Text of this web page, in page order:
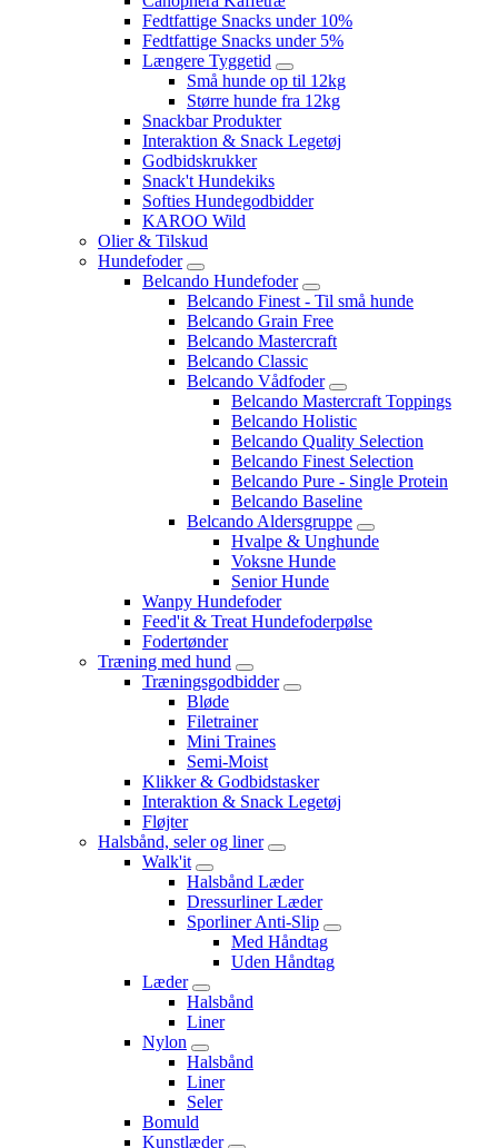
Fedtfattige Snacks under 10%
Fedtfattige Snacks under 5%
Længere Tyggetid
Små hunde op til 12kg
Større hunde fra 12kg
Snackbar Produkter
Interaktion & Snack Legetøj
Godbidskrukker
Snack't Hundekiks
Softies Hundegodbidder
KAROO Wild
Olier & Tilskud
Hundefoder
Belcando Hundefoder
Belcando Finest - Til små hunde
Belcando Grain Free
Belcando Mastercraft
Belcando Classic
Belcando Vådfoder
Belcando Mastercraft Toppings
Belcando Holistic
Belcando Quality Selection
Belcando Finest Selection
Belcando Pure - Single Protein
Belcando Baseline
Belcando Aldersgruppe
Hvalpe & Unghunde
Voksne Hunde
Senior Hunde
Wanpy Hundefoder
Feed'it & Treat Hundefoderpølse
Fodertønder
Træning med hund
Træningsgodbidder
Bløde
Filetrainer
Mini Traines
Semi-Moist
Klikker & Godbidstasker
Interaktion & Snack Legetøj
Fløjter
Halsbånd, seler og liner
Walk'it
Halsbånd Læder
Dressurliner Læder
Sporliner Anti-Slip
Med Håndtag
Uden Håndtag
Læder
Halsbånd
Liner
Nylon
Halsbånd
Liner
Seler
Bomuld
Kunstlæder